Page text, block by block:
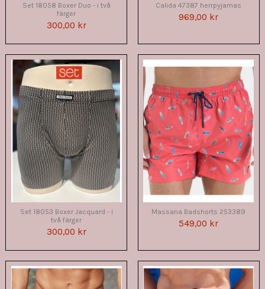
Set 18058 Boxer Duo - i två
färger
300,00 kr
Calida 47387 herrpyjamas
969,00 kr
Set 18053 Boxer Jacquard - i
två färger
300,00 kr
Massana Badshorts 253389
549,00 kr